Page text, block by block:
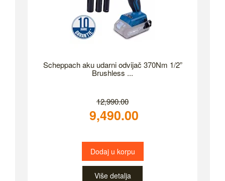
Scheppach aku udarni odvijač 370Nm 1/2”
Brushless ...
12,990.00
9,490.00
Dodaj u korpu
Više detalja